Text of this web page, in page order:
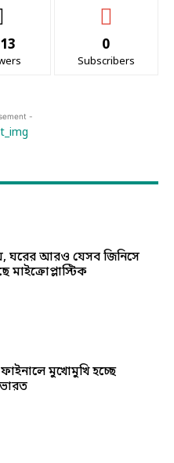
0
Subscribers
-
ঘরের আরও যেসব জিনিসে
মুখোমুখি হচ্ছে